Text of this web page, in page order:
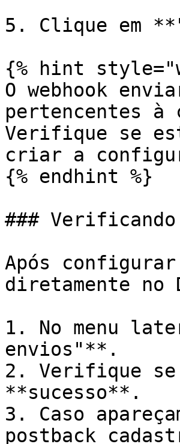
5. Clique em
{% hint
O webhook
pertencentes
Verifique se
criar a
{% endhint %}
###
Após configurar
diretamente no
1. No menu
envios"**.
2. Verifique se
**sucesso**.
3. Caso
postback